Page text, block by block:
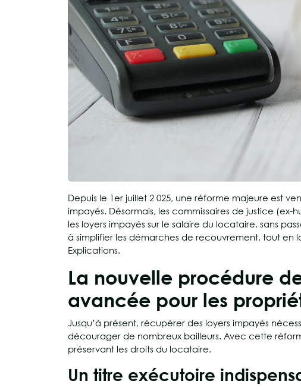
Depuis le 1er juillet 2 025, une réforme majeure est
impayés. Désormais, les commissaires de justice
les loyers impayés sur le salaire du locataire, sans
à simplifier les démarches de recouvrement, tout en
Explications.
La nouvelle procédure
avancée pour les
Jusqu’à présent, récupérer des loyers impayés
décourager de nombreux bailleurs. Avec cette
préservant les droits du locataire.
Un titre exécutoire